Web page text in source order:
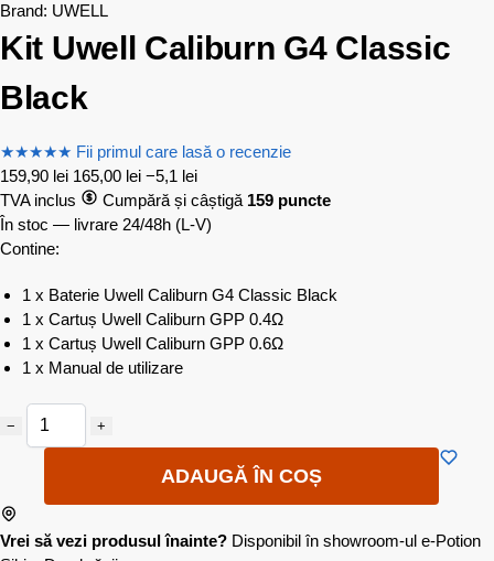
Brand: UWELL
Kit Uwell Caliburn G4 Classic
Black
★★★★★ Fii primul care lasă o recenzie
159,90 lei 165,00 lei −5,1 lei
TVA inclus
Cumpără și câștigă 159 puncte
În stoc — livrare 24/48h (L-V)
Contine:
1 x Baterie Uwell Caliburn G4 Classic Black
1 x Cartuș Uwell Caliburn GPP 0.4Ω
1 x Cartuș Uwell Caliburn GPP 0.6Ω
1 x Manual de utilizare
− +
ADAUGĂ ÎN COȘ
Vrei să vezi produsul înainte? Disponibil în showroom-ul e-Potion